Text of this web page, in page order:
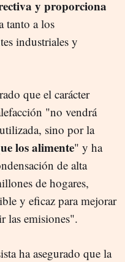
y proporciona
tanto a los
industriales y
que el carácter
"no vendrá
sino por la
los alimente" y ha
de alta
de hogares,
y eficaz para mejorar
las emisiones".
ha asegurado que la